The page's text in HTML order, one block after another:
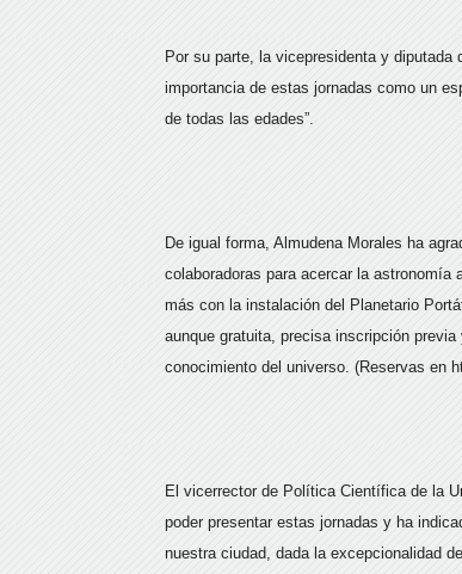
Por su parte, la vicepresidenta y diputada
importancia de estas jornadas como un
de todas las edades”.
De igual forma, Almudena Morales ha
colaboradoras para acercar la astronomía
más con la instalación del Planetario
aunque gratuita, precisa inscripción
conocimiento del universo. (Reservas en
El vicerrector de Política Científica de la
poder presentar estas jornadas y ha
nuestra ciudad, dada la excepcionalidad